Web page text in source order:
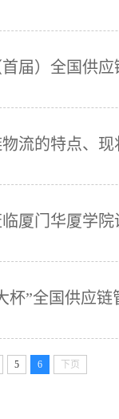
厦门华厦学院
5 6 下页